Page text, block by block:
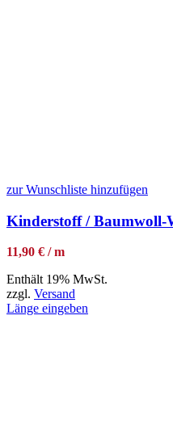
zur Wunschliste hinzufügen
Kinderstoff / Baumwoll-
11,90 € / m
Enthält 19% MwSt.
zzgl. Versand
Länge eingeben